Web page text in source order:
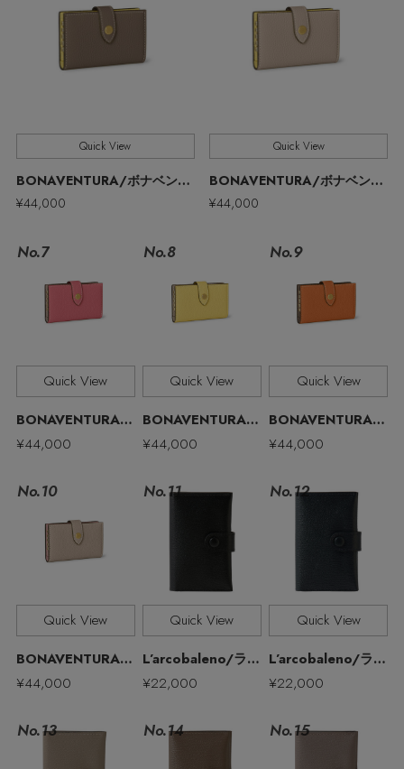
コート
ボディバッグ・ウェストポーチ
ボストンバッグ
スーツケース
アイウェア
グローブ
レッグウェア
ポーチ
チャーム・ストラップ
その他(傘・ハンカチ・時計など)
リング
アンクレット
チャーム
シューズ
バッグ・小物
水着・スイムウェア
CONTENTS
特集一覧
NEW IN BRAND
BRAND NEWS
エディター厳選ギフト
Quick View
BONAVENTURA/ボナベンチュラ
¥44,000
Quick View
BONAVENTURA/ボナベンチュラ
¥44,000
No.7
Quick View
BONAVENTURA/ボナベンチュラ
¥44,000
No.8
Quick View
BONAVENTURA/ボナベンチュラ
¥44,000
No.9
Quick View
BONAVENTURA/ボナベンチュラ
¥44,000
No.10
Quick View
BONAVENTURA/ボナベンチュラ
¥44,000
No.11
Quick View
L’arcobaleno/ラルコバレーノ
¥22,000
No.12
Quick View
L’arcobaleno/ラルコバレーノ
¥22,000
No.13 No.14 No.15